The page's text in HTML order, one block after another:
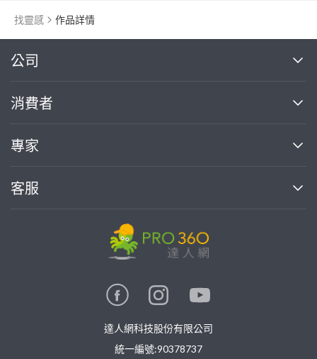
找靈感 作品詳情
公司
關於我們
部落格
加入我們
消費者
買服務
熱門服務
專家
案件中心
客服
達人網科技股份有限公司
統一編號:90378737
繼續完成